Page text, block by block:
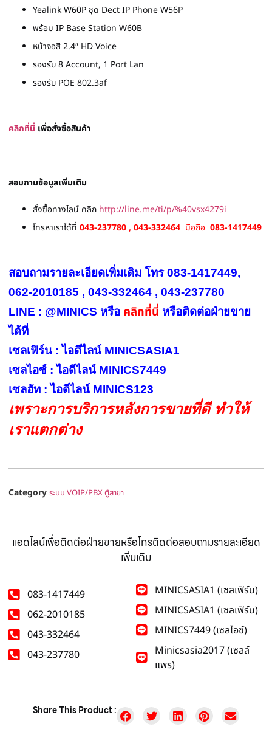
Yealink W60P ชุด Dect IP Phone W56P
พร้อม IP Base Station W60B
หน้าจอสี 2.4″ HD Voice
รองรับ 8 Account, 1 Port Lan
รองรับ POE 802.3af
คลิกที่นี่ เพื่อสั่งซื้อสินค้า
สอบถามข้อมูลเพิ่มเติม
สั่งซื้อทางไลน์ คลิก http://line.me/ti/p/%40vsx4279i
โทรหาเราได้ที่ 043-237780 , 043-332464 มือถือ 083-1417449
สอบถามรายละเอียดเพิ่มเติม โทร 083-1417449,
062-2010185 , 043-332464 , 043-237780
LINE : @MINICS หรือ คลิกที่นี่ หรือติดต่อฝ่ายขาย
ได้ที่
เซลเฟิร์น : ไอดีไลน์ MINICSASIA1
เซลไอซ์ : ไอดีไลน์ MINICS7449
เซลฮัท : ไอดีไลน์ MINICS123
เพราะการบริการหลังการขายที่ดี ทำให้
เราแตกต่าง
Category ระบบ VOIP/PBX ตู้สาขา
แอดไลน์เพื่อติดต่อฝ่ายขายหรือโทรติดต่อสอบถามรายละเอียด
เพิ่มเติม
083-1417449
062-2010185
043-332464
043-237780
MINICSASIA1 (เซลเฟิร์น)
MINICSASIA1 (เซลเฟิร์น)
MINICS7449 (เซลไอซ์)
Minicsasia2017 (เซลล์
แพร)
Share This Product :